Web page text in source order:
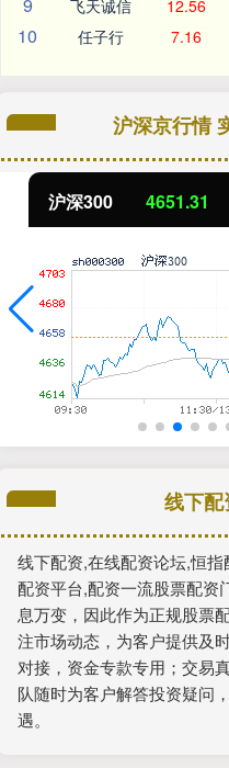
飞天诚信 12.56
10 任子行 7.16
沪深京行情
-0.15% 北
线下配
线下配资,在线配资论坛,恒
配资平台,配资一流股票配资
息万变，因此作为正规股票
注市场动态，为客户提供及
对接，资金专款专用；交易
队随时为客户解答投资疑问
遇。